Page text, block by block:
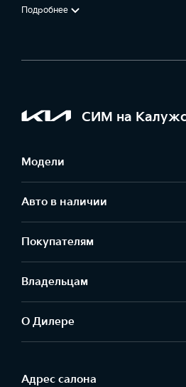
Подробнее
СИМ на
Модели
Авто в наличии
Покупателям
Владельцам
О Дилере
Адрес салонa